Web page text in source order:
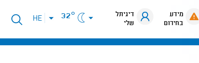
מידע
בחירום
דיגיתל
שלי
32°
פתיחת
תפריט
HE